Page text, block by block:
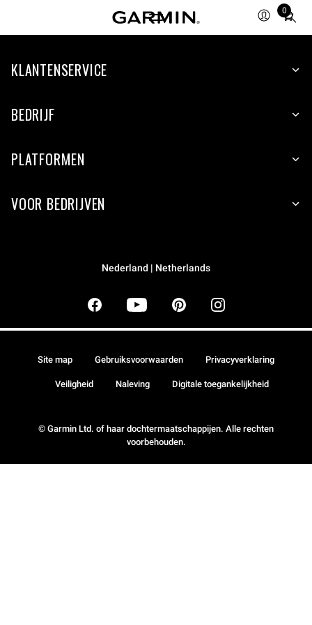
0
Total
items
cart:
KLANTENSERVICE
BEDRIJF
PLATFORMEN
VOOR BEDRIJVEN
Nederland | Netherlands
© Garmin Ltd. of haar dochtermaatschappijen. Alle rechten
voorbehouden.
Site map Gebruiksvoorwaarden Privacyverklaring
Veiligheid Naleving Digitale toegankelijkheid